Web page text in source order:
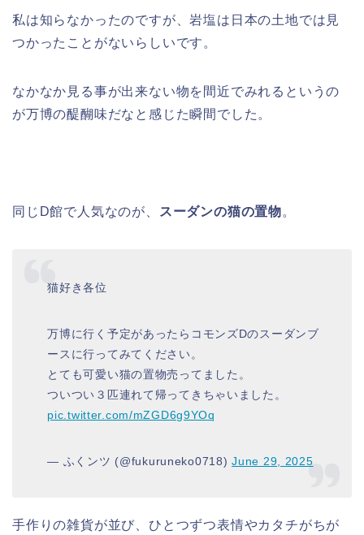
私は知らなかったのですが、岩塩は日本の土地では見
つかったことがないらしいです。
なかなか見る事が出来ない物を間近でみれるというの
が万博の醍醐味だなと感じた瞬間でした。
同じD館で人気なのが、 スーダンの猫の置物。
猫好き各位
万博に行く予定があったらコモンズDのスーダンブ
ースに行ってみてください。
とても可愛い猫の置物売ってました。
ついつい３匹連れて帰ってきちゃいました。
pic.twitter.com/mZGD6g9YOq
— ふくンツ (@fukuruneko0718)June 29, 2025
手作りの雑貨が並び、ひとつずつ表情やカタチがちが